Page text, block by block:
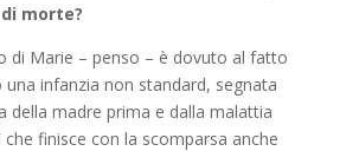
morte?
di Marie – penso – è dovuto al fatto
una infanzia non standard, segnata
della madre prima e dalla malattia
finisce con la scomparsa anche